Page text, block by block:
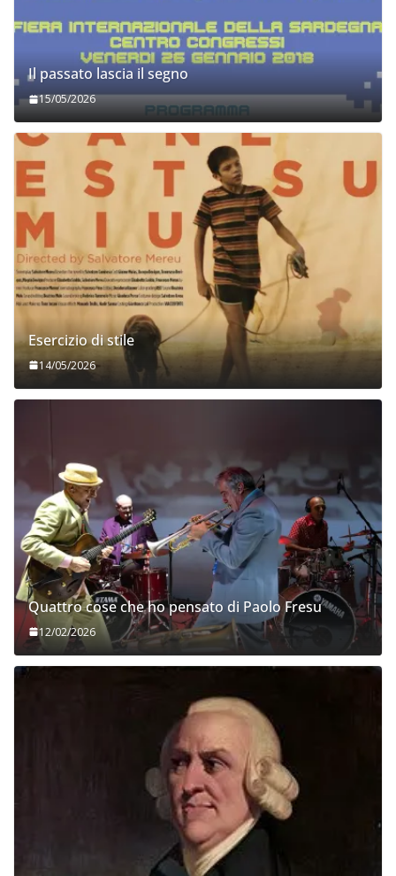
Il passato lascia il segno
15/05/2026
Esercizio di stile
14/05/2026
Quattro cose che ho pensato di Paolo Fresu
12/02/2026